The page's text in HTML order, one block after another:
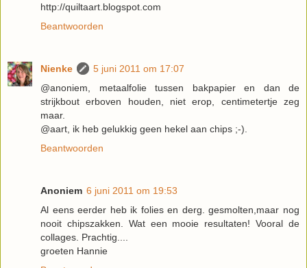
http://quiltaart.blogspot.com
Beantwoorden
Nienke
5 juni 2011 om 17:07
@anoniem, metaalfolie tussen bakpapier en dan de
strijkbout erboven houden, niet erop, centimetertje zeg
maar.
@aart, ik heb gelukkig geen hekel aan chips ;-).
Beantwoorden
Anoniem 6 juni 2011 om 19:53
Al eens eerder heb ik folies en derg. gesmolten,maar nog
nooit chipszakken. Wat een mooie resultaten! Vooral de
collages. Prachtig....
groeten Hannie